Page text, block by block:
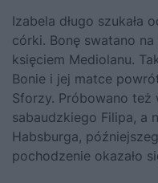
Izabela długo szukała
córki. Bonę swatano na
księciem Mediolanu.
Bonie i jej matce
Sforzy. Próbowano też
sabaudzkiego Filipa, a
Habsburga,
pochodzenie okazało